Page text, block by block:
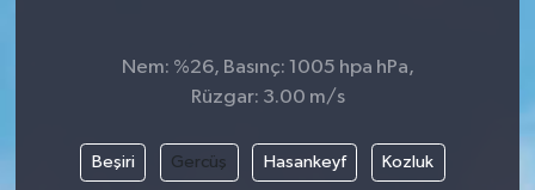
Nem: %26, Basınç: 1005 hpa hPa,
Rüzgar: 3.00 m/s
Beşiri Gercüş Hasankeyf Kozluk
Finans
Gayrimenkul